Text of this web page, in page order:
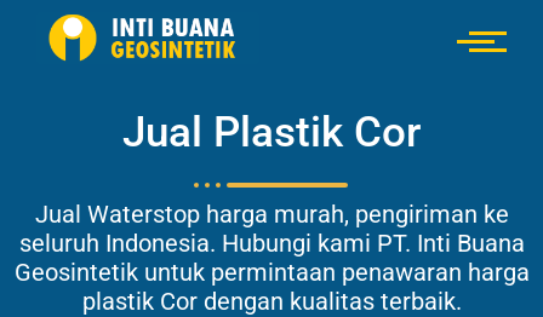
Jual Plastik Cor
Jual Waterstop harga murah, pengiriman ke
seluruh Indonesia. Hubungi kami PT. Inti Buana
Geosintetik untuk permintaan penawaran harga
plastik Cor dengan kualitas terbaik.